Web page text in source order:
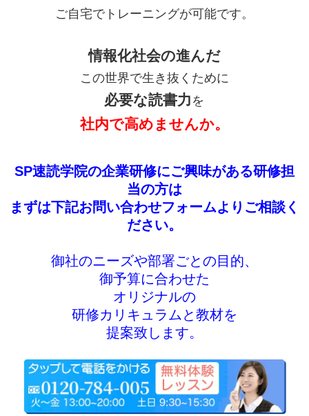
ご自宅でトレーニングが可能です。
情報化社会の進んだ
この世界で生き抜くために
必要な読書力 を
社内で高めませんか。
SP速読学院の企業研修にご興味がある研修担
当の方は
まずは下記お問い合わせフォームよりご相談く
ださい。
御社のニーズや部署ごとの目的、
御予算に合わせた
オリジナルの
研修カリキュラムと教材を
提案致します。